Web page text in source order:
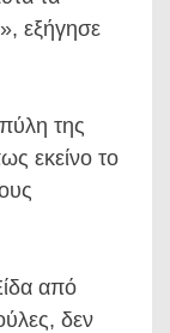
εξήγησε
της
εκείνο το
από
δεν